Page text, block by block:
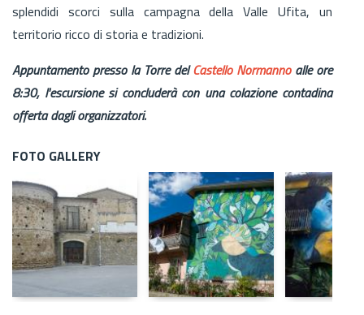
splendidi scorci sulla campagna della Valle Ufita, un
territorio ricco di storia e tradizioni.
Appuntamento presso la Torre delCastello Normanno alle ore
8:30, l'escursione si concluderà con una colazione contadina
offerta dagli organizzatori.
FOTO GALLERY